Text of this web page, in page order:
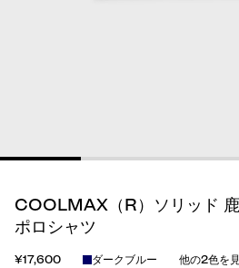
COOLMAX（R）ソリッド
ポロシャツ
¥17,600 ダークブルー 他の2色を